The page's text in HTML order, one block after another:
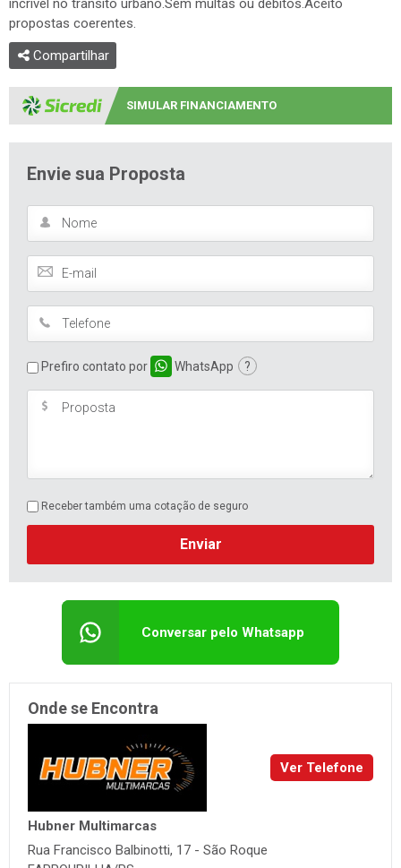
higienizadoDiferenciais: Carro leve, o que garante uma agilidade
incrível no trânsito urbano.Sem multas ou débitos.Aceito
propostas coerentes.
Prefiro contato por WhatsApp ?
Hubner Multimarcas